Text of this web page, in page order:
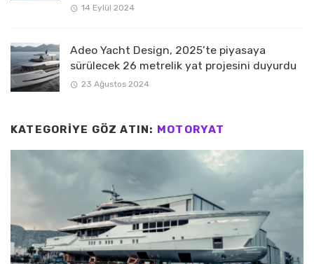
14 Eylül 2024
Adeo Yacht Design, 2025’te piyasaya
sürülecek 26 metrelik yat projesini duyurdu
23 Ağustos 2024
KATEGORIYE GÖZ ATIN: MOTORYAT